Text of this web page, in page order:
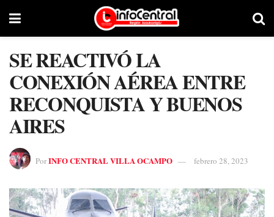
SE REACTIVÓ LA
CONEXIÓN AÉREA ENTRE
RECONQUISTA Y BUENOS
AIRES
PorINFO CENTRAL VILLA OCAMPO febrero 28, 2023